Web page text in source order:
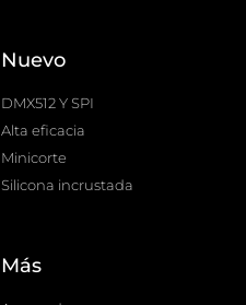
Nuevo
DMX512 Y SPI
Alta eficacia
Minicorte
Silicona incrustada
Más